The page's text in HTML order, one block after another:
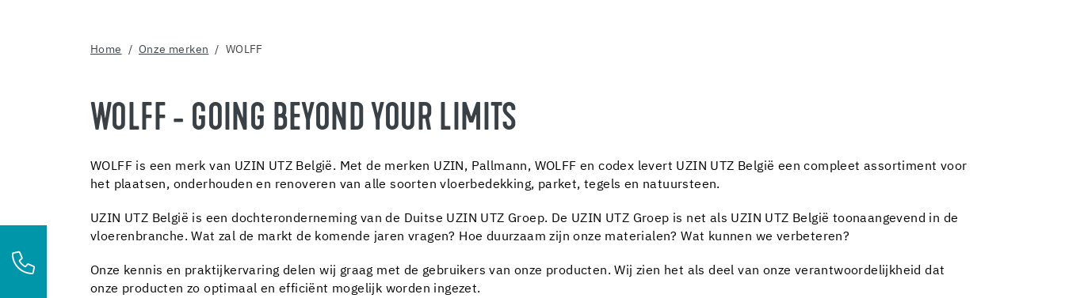
Home Onze merken WOLFF
WOLFF - GOING BEYOND YOUR LIMITS
WOLFF is een merk van UZIN UTZ België. Met de merken UZIN, Pallmann, WOLFF en codex levert UZIN UTZ België een compleet assortiment voor
het plaatsen, onderhouden en renoveren van alle soorten vloerbedekking, parket, tegels en natuursteen.
UZIN UTZ België is een dochteronderneming van de Duitse UZIN UTZ Groep. De UZIN UTZ Groep is net als UZIN UTZ België toonaangevend in de
vloerenbranche. Wat zal de markt de komende jaren vragen? Hoe duurzaam zijn onze materialen? Wat kunnen we verbeteren?
Onze kennis en praktijkervaring delen wij graag met de gebruikers van onze producten. Wij zien het als deel van onze verantwoordelijkheid dat
onze producten zo optimaal en efficiënt mogelijk worden ingezet.